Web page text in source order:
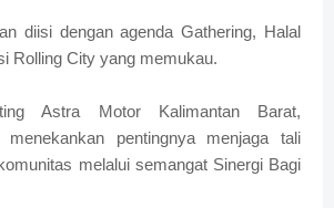
diisi dengan agenda Gathering, Halal
Rolling City yang memukau.
Astra Motor Kalimantan Barat,
pentingnya menjaga tali
melalui semangat Sinergi Bagi